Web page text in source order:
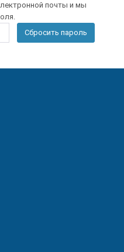
почты и мы
Сбросить пароль